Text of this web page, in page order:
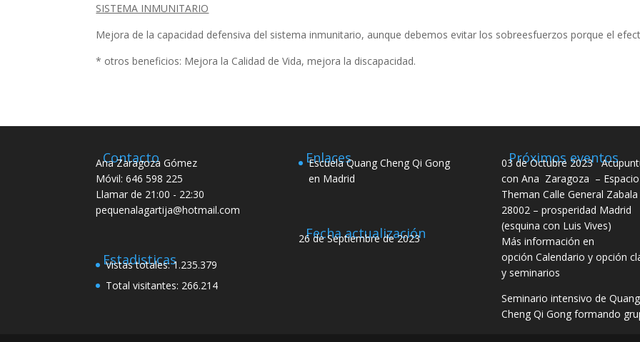
SISTEMA INMUNITARIO
Mejora de la capacidad defensiva del sistema inmunitario, aunque debemos evitar los sobreesfuerzos porque el
* otros beneficios: Mejora la Calidad de Vida, mejora la discapacidad.
Contacto
Ana Zaragoza Gómez
Móvil: 646 598 225
Llamar de 21:00 - 22:30
pequenalagartija@hotmail.com
Estadisticas
Vistas totales:1.235.379
Total visitantes: 266.214
Enlaces
Escuela Quang Cheng Qi Gong
en Madrid
Fecha actualización
26 de Septiembre de 2023
Próximos eventos
03 de Octubre 2023
con Ana Zaragoza – Espacio
Theman Calle General Zabala
28002 – prosperidad Madrid
(esquina con Luis Vives)
Más información en
opción Calendario y opción
y seminarios
Seminario intensivo de Quang
Cheng Qi Gong formando